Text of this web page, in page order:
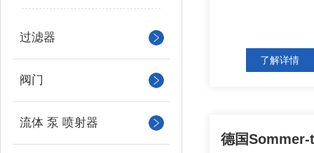
过滤器
阀门
流体 泵 喷射器
了解详情